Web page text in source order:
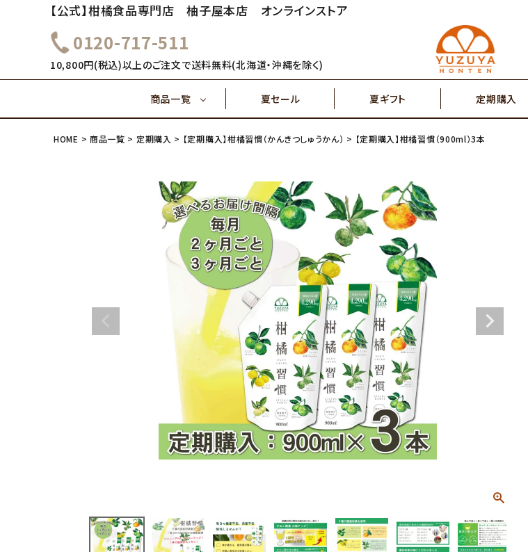
【公式】柑橘食品専門店 柚子屋本店 オンラインストア
0120-717-511
10,800円(税込)以上のご注文で送料無料(北海道・沖縄を除く)
商品一覧
搾り果汁100％
その他特産品
夏セール 夏ギフト 定期購入
4,000円～ 5,000円～
健康飲料
搾り果汁100％
～1,000円 2,000円～
5,000円～ 7,000円～
HOME 商品一覧 定期購入 【定期購入】柑橘習慣（かんきつしゅうかん） 【定期購入】柑橘習慣（900ml）3本